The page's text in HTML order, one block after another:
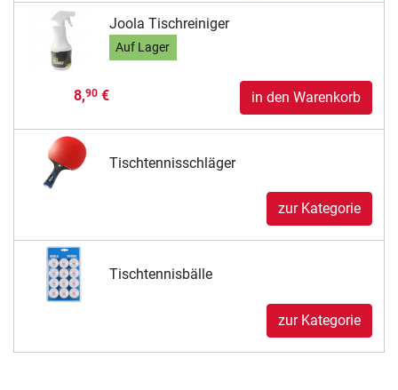
Joola Tischreiniger
Auf Lager
8,90€ in den Warenkorb
Tischtennisschläger
zur Kategorie
Tischtennisbälle
zur Kategorie